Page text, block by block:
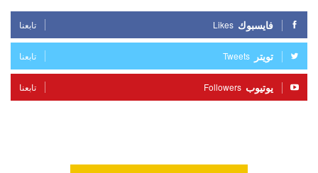
فايسبوك Likes تابعنا
تويتر Tweets تابعنا
يوتيوب Followers تابعنا